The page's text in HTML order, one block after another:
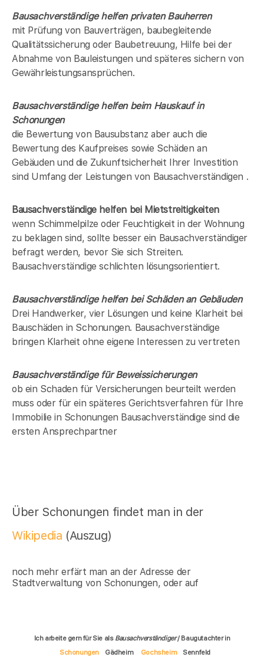
Bausachverständige helfen privaten Bauherren
mit Prüfung von Bauverträgen, baubegleitende
Qualitätssicherung oder Baubetreuung, Hilfe bei der
Abnahme von Bauleistungen und späteres sichern von
Gewährleistungsansprüchen.
Bausachverständige helfen beim Hauskauf in
Schonungen
die Bewertung von Bausubstanz aber auch die
Bewertung des Kaufpreises sowie Schäden an
Gebäuden und die Zukunftsicherheit Ihrer Investition
sind Umfang der Leistungen von Bausachverständigen .
Bausachverständige helfen bei Mietstreitigkeiten
wenn Schimmelpilze oder Feuchtigkeit in der Wohnung
zu beklagen sind, sollte besser ein Bausachverständiger
befragt werden, bevor Sie sich Streiten.
Bausachverständige schlichten lösungsorientiert.
Bausachverständige helfen bei Schäden an Gebäuden
Drei Handwerker, vier Lösungen und keine Klarheit bei
Bauschäden in Schonungen. Bausachverständige
bringen Klarheit ohne eigene Interessen zu vertreten
Bausachverständige für Beweissicherungen
ob ein Schaden für Versicherungen beurteilt werden
muss oder für ein späteres Gerichtsverfahren für Ihre
Immobilie in Schonungen Bausachverständige sind die
ersten Ansprechpartner
Über Schonungen findet man in der
Wikipedia (Auszug)
noch mehr erfärt man an der Adresse der
Stadtverwaltung von Schonungen, oder auf
Ich arbeite gern für Sie als Bausachverständiger/ Baugutachter in
Schonungen
Gädheim Gochsheim Sennfeld